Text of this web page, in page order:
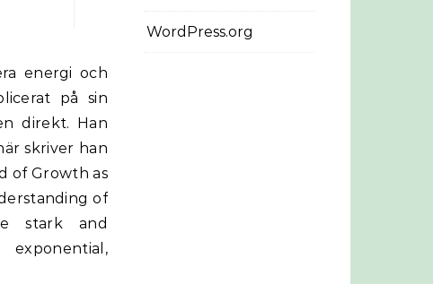
på sin
direkt. Han
skriver han
of Growth as
of
stark and
WordPress.org